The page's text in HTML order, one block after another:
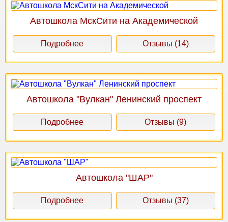
Автошкола МскСити на Академической
Подробнее Отзывы (14)
Автошкола "Вулкан" Ленинский проспект
Подробнее Отзывы (9)
Автошкола "ШАР"
Подробнее Отзывы (37)